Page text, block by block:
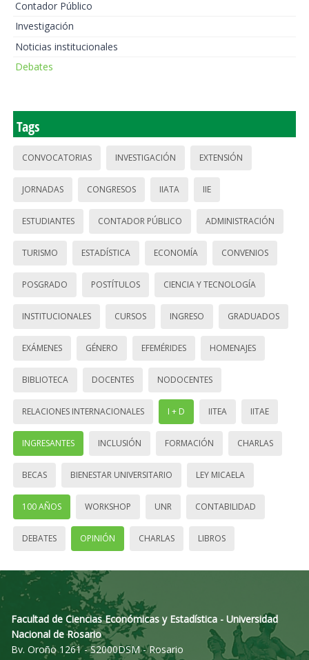
Contador Público
Investigación
Noticias institucionales
Debates
Tags
CONVOCATORIAS INVESTIGACIÓN EXTENSIÓN
JORNADAS CONGRESOS IIATA IIE
ESTUDIANTES CONTADOR PÚBLICO ADMINISTRACIÓN
TURISMO ESTADÍSTICA ECONOMÍA CONVENIOS
POSGRADO POSTÍTULOS CIENCIA Y TECNOLOGÍA
INSTITUCIONALES CURSOS INGRESO GRADUADOS
EXÁMENES GÉNERO EFEMÉRIDES HOMENAJES
BIBLIOTECA DOCENTES NODOCENTES
RELACIONES INTERNACIONALES I + D IITEA IITAE
INGRESANTES INCLUSIÓN FORMACIÓN CHARLAS
BECAS BIENESTAR UNIVERSITARIO LEY MICAELA
100 AÑOS WORKSHOP UNR CONTABILIDAD
DEBATES OPINIÓN CHARLAS LIBROS
Facultad de Ciencias Económicas y Estadística - Universidad
Nacional de Rosario
Bv. Oroño 1261 - S2000DSM - Rosario